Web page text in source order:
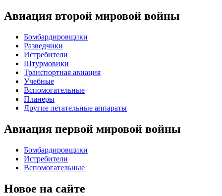
Авиация второй мировой войны
Бомбардировщики
Разведчики
Истребители
Штурмовики
Транспортная авиация
Учебные
Вспомогательные
Планеры
Другие летательные аппараты
Авиация первой мировой войны
Бомбардировщики
Истребители
Вспомогательные
Новое на сайте